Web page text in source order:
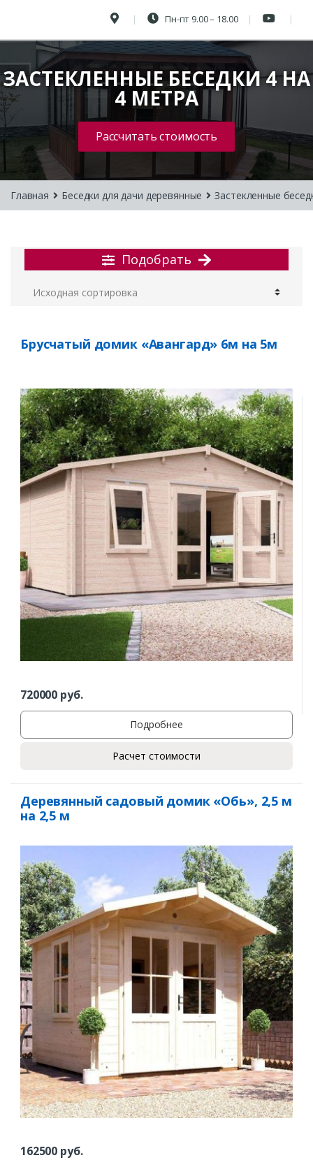
Пн-пт 9.00 – 18.00
ЗАСТЕКЛЕННЫЕ БЕСЕДКИ 4 НА
4 МЕТРА
Рассчитать стоимость
Главная Беседки для дачи деревянные Застекленные
Подобрать
Брусчатый домик «Авангард» 6м на 5м
720000 руб.
Подробнее
Расчет стоимости
Деревянный садовый домик «Обь», 2,5 м
на 2,5 м
162500 руб.